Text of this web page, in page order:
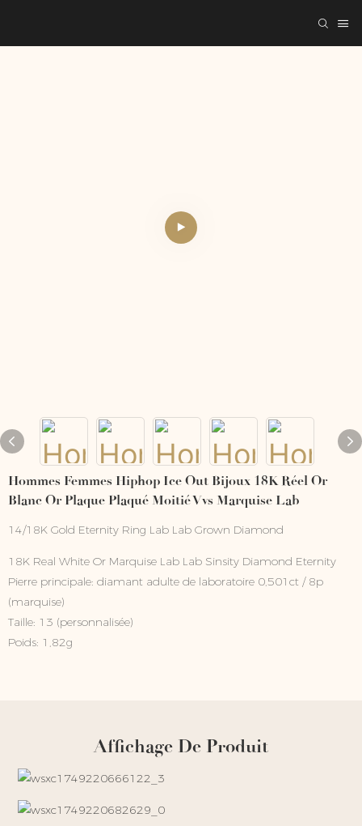
Hommes Femmes Hiphop Ice Out Bijoux 18K Réel Or
Blanc Or Plaque Plaqué Moitié Vvs Marquise Lab
14/18K Gold Eternity Ring Lab Lab Grown Diamond
18K Real White Or Marquise Lab Lab Sinsity Diamond Eternity
Pierre principale: diamant adulte de laboratoire 0,501ct / 8p
(marquise)
Taille: 13 (personnalisée)
Poids: 1,82g
Affichage De Produit